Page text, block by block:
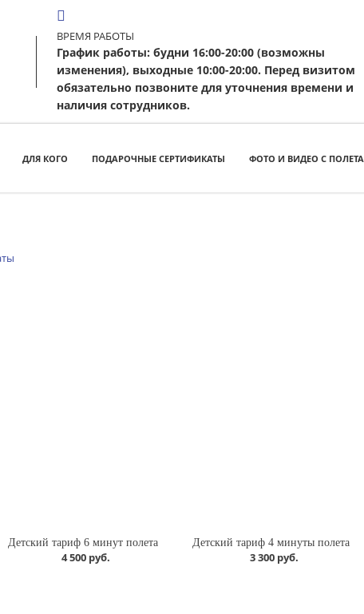
ВРЕМЯ РАБОТЫ
График работы: будни 16:00-20:00 (возможны
изменения), выходные 10:00-20:00. Перед визитом
обязательно позвоните для уточнения времени и
наличия сотрудников.
ДЛЯ КОГО ПОДАРОЧНЫЕ СЕРТИФИКАТЫ ФОТО И ВИДЕО С ПОЛЕТА
Детский тариф 6 минут полета
4 500 руб.
Детский тариф 4 минуты полета
3 300 руб.